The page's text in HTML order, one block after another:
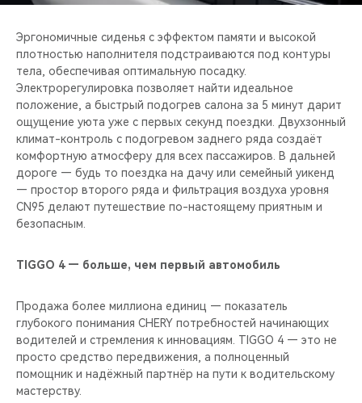
Эргономичные сиденья с эффектом памяти и высокой
плотностью наполнителя подстраиваются под контуры
тела, обеспечивая оптимальную посадку.
Электрорегулировка позволяет найти идеальное
положение, а быстрый подогрев салона за 5 минут дарит
ощущение уюта уже с первых секунд поездки. Двухзонный
климат-контроль с подогревом заднего ряда создаёт
комфортную атмосферу для всех пассажиров. В дальней
дороге — будь то поездка на дачу или семейный уикенд
— простор второго ряда и фильтрация воздуха уровня
CN95 делают путешествие по-настоящему приятным и
безопасным.
TIGGO 4 — больше, чем первый автомобиль
Продажа более миллиона единиц — показатель
глубокого понимания CHERY потребностей начинающих
водителей и стремления к инновациям. TIGGO 4 — это не
просто средство передвижения, а полноценный
помощник и надёжный партнёр на пути к водительскому
мастерству.